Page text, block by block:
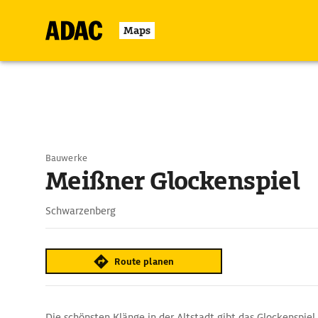
Maps
Bauwerke
Meißner Glockenspiel
Schwarzenberg
Route planen